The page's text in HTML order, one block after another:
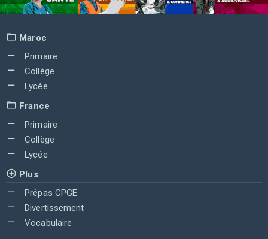
Maroc
Primaire
Collège
Lycée
France
Primaire
Collège
Lycée
Plus
Prépas CPGE
Divertissement
Vocabulaire